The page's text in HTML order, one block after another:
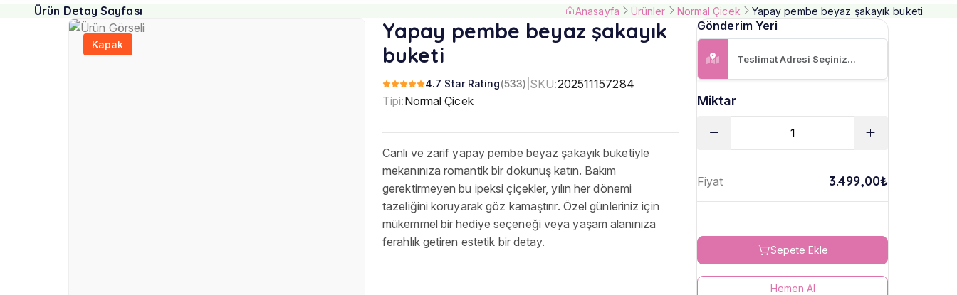
Ürün Detay Sayfası Anasayfa Ürünler Normal Çicek Yapay pembe beyaz şakayık buketi
Kapak
Yapay pembe beyaz şakayık
buketi
4.7 Star Rating(533) SKU:202511157284
Tipi:Normal Çicek
Canlı ve zarif yapay pembe beyaz şakayık buketiyle
mekanınıza romantik bir dokunuş katın. Bakım
gerektirmeyen bu ipeksi çiçekler, yılın her dönemi
tazeliğini koruyarak göz kamaştırır. Özel günleriniz için
mükemmel bir hediye seçeneği veya yaşam alanınıza
ferahlık getiren estetik bir detay.
Gönderim Yeri
Miktar
Fiyat 3.499,00₺
Sepete Ekle
Hemen Al